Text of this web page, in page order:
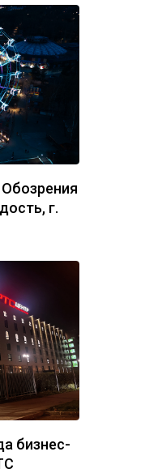
г.
бизнес-